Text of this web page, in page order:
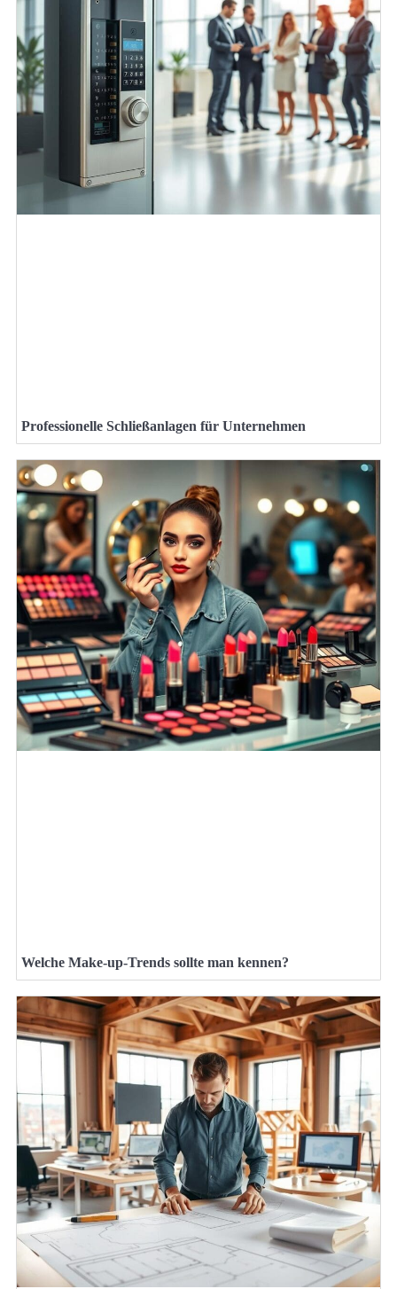
Professionelle Schließanlagen für Unternehmen
Welche Make-up-Trends sollte man kennen?